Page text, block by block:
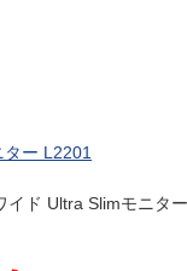
ド Ultra Slimモニタ